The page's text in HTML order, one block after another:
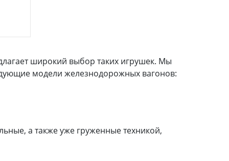
широкий выбор таких игрушек. Мы
модели железнодорожных вагонов:
а также уже груженные техникой,